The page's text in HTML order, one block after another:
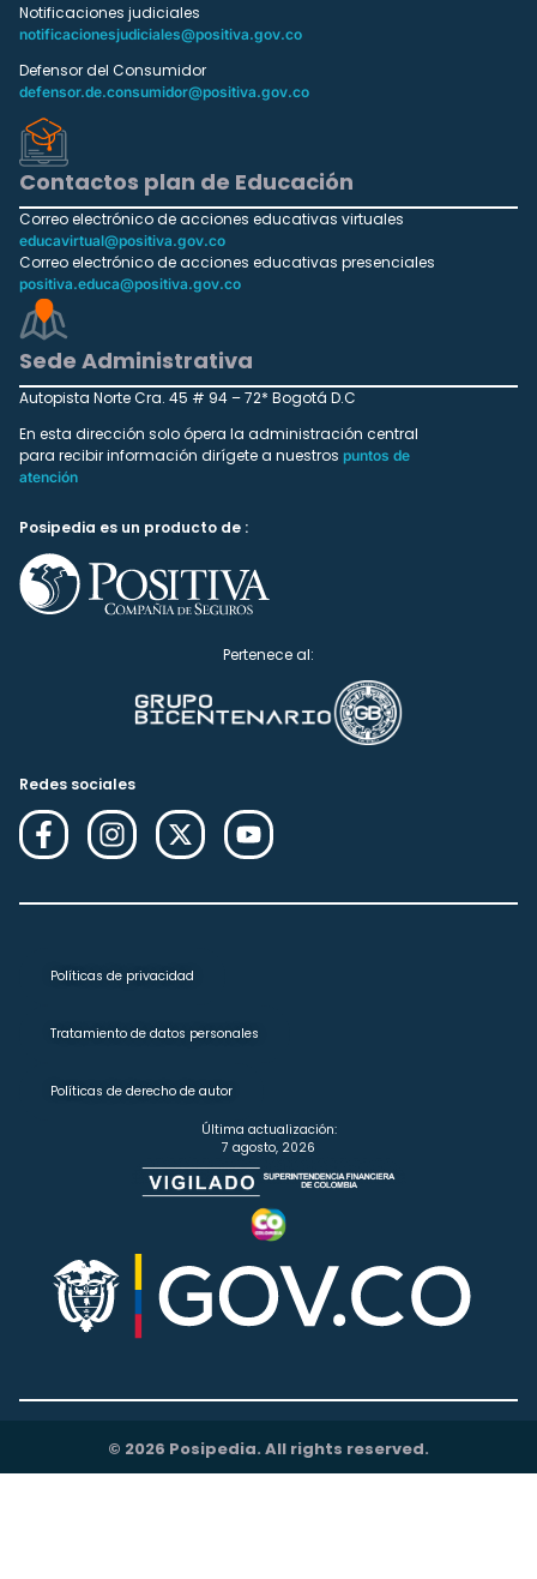
Notificaciones judiciales
notificacionesjudiciales@positiva.gov.co
Defensor del Consumidor
defensor.de.consumidor@positiva.gov.co
Contactos plan de Educación
Correo electrónico de acciones educativas virtuales
educavirtual@positiva.gov.co
Correo electrónico de acciones educativas presenciales
positiva.educa@positiva.gov.co
Sede Administrativa
Autopista Norte Cra. 45 # 94 – 72* Bogotá D.C
En esta dirección solo ópera la administración central
para recibir información dirígete a nuestros puntos de
atención
Posipedia es un producto de :
Pertenece al:
Redes sociales
Políticas de privacidad
Tratamiento de datos personales
Políticas de derecho de autor
Última actualización:
7 agosto, 2026
© 2026 Posipedia. All rights reserved.